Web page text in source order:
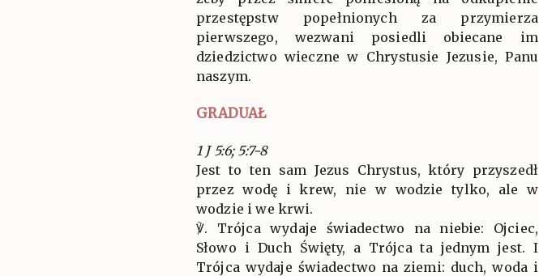
przestępstw popełnionych za przymierza
pierwszego, wezwani posiedli obiecane im
dziedzictwo wieczne w Chrystusie Jezusie, Panu
naszym.
GRADUAŁ
1 J 5:6; 5:7-8
Jest to ten sam Jezus Chrystus, który przyszedł
przez wodę i krew, nie w wodzie tylko, ale w
wodzie i we krwi.
℣. Trójca wydaje świadectwo na niebie: Ojciec,
Słowo i Duch Święty, a Trójca ta jednym jest. I
Trójca wydaje świadectwo na ziemi: duch, woda i